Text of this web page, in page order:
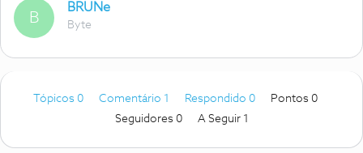
B
BRUNe
Byte
Tópicos 0 Comentário 1 Respondido 0
Pontos 0
Seguidores 0 A Seguir 1